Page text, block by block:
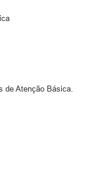
de Atenção Básica.